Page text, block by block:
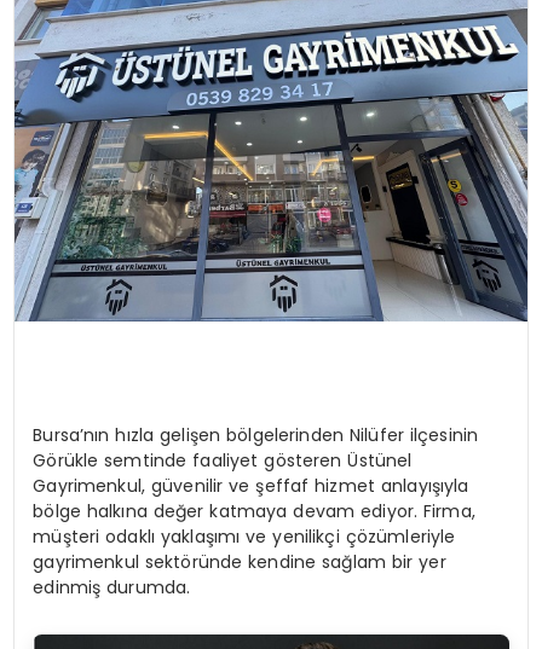
Bursa’nın hızla gelişen bölgelerinden Nilüfer ilçesinin
Görükle semtinde faaliyet gösteren Üstünel
Gayrimenkul, güvenilir ve şeffaf hizmet anlayışıyla
bölge halkına değer katmaya devam ediyor. Firma,
müşteri odaklı yaklaşımı ve yenilikçi çözümleriyle
gayrimenkul sektöründe kendine sağlam bir yer
edinmiş durumda.